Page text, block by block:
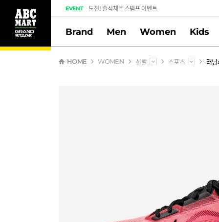
EVENT
도전! 출석체크 스탬프 이벤트
Brand Men Women Kids
HOME WOMEN 신발 스포츠 러